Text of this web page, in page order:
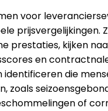
voor
prijsvergelijkingen.
prestaties, kijken
en
identificeren die
zoals
of